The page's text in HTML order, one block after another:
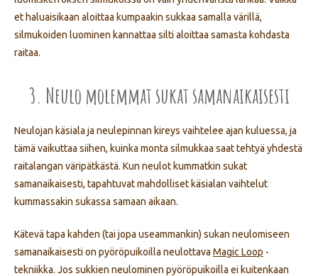
et haluaisikaan aloittaa kumpaakin sukkaa samalla värillä,
silmukoiden luominen kannattaa silti aloittaa samasta kohdasta
raitaa.
3. Neulo molemmat sukat samanaikaisesti
Neulojan käsiala ja neulepinnan kireys vaihtelee ajan kuluessa, ja
tämä vaikuttaa siihen, kuinka monta silmukkaa saat tehtyä yhdestä
raitalangan väripätkästä. Kun neulot kummatkin sukat
samanaikaisesti, tapahtuvat mahdolliset käsialan vaihtelut
kummassakin sukassa samaan aikaan.
Kätevä tapa kahden (tai jopa useammankin) sukan neulomiseen
samanaikaisesti on pyöröpuikoilla neulottava Magic Loop -
tekniikka. Jos sukkien neulominen pyöröpuikoilla ei kuitenkaan